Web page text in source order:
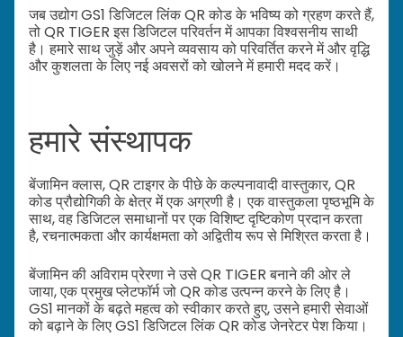
जब उद्योग GS1 डिजिटल लिंक QR कोड के भविष्य को ग्रहण करते हैं,
तो QR TIGER इस डिजिटल परिवर्तन में आपका विश्वसनीय साथी
है। हमारे साथ जुड़ें और अपने व्यवसाय को परिवर्तित करने में और वृद्धि
और कुशलता के लिए नई अवसरों को खोलने में हमारी मदद करें।
हमारे संस्थापक
बेंजामिन क्लास, QR टाइगर के पीछे के कल्पनावादी वास्तुकार, QR
कोड प्रौद्योगिकी के क्षेत्र में एक अग्रणी है। एक वास्तुकला पृष्ठभूमि के
साथ, वह डिजिटल समाधानों पर एक विशिष्ट दृष्टिकोण प्रदान करता
है, रचनात्मकता और कार्यक्षमता को अद्वितीय रूप से मिश्रित करता है।
बेंजामिन की अविराम प्रेरणा ने उसे QR TIGER बनाने की ओर ले
जाया, एक प्रमुख प्लेटफॉर्म जो QR कोड उत्पन्न करने के लिए है।
GS1 मानकों के बढ़ते महत्व को स्वीकार करते हुए, उसने हमारी सेवाओं
को बढ़ाने के लिए GS1 डिजिटल लिंक QR कोड जेनरेटर पेश किया।